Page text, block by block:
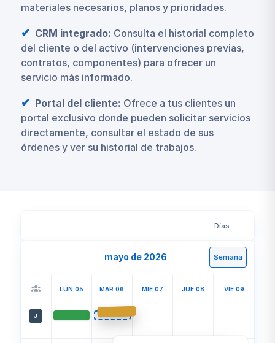
materiales necesarios, planos y prioridades.
CRM integrado: Consulta el historial completo
del cliente o del activo (intervenciones previas,
contratos, componentes) para ofrecer un
servicio más informado.
Portal del cliente: Ofrece a tus clientes un
portal exclusivo donde pueden solicitar servicios
directamente, consultar el estado de sus
órdenes y ver su historial de trabajos.
Días
mayo de 2026 Semana
LUN 05 MAR 06 MIE 07 JUE 08 VIE 09
J